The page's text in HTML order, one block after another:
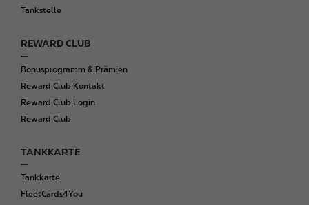
Tankstelle
REWARD CLUB
Bonusprogramm & Prämien
Reward Club Kontakt
Reward Club Login
Reward Club
TANKKARTE
Tankkarte
FleetCards4You